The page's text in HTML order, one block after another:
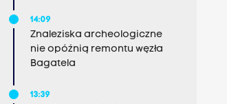
14:09
Znaleziska archeologiczne
nie opóźnią remontu węzła
Bagatela
13:39